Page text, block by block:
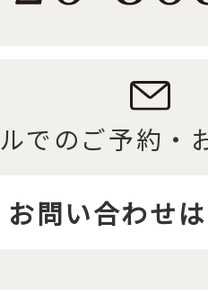
でのご予約・
お問い合わせ